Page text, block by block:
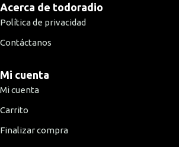
Acerca de todoradio
Política de privacidad
Contáctanos
Mi cuenta
Mi cuenta
Carrito
Finalizar compra